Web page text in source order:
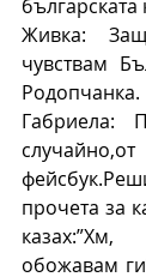
българската
Живка:
чувствам
Родопчанка.
Габриела:
прочета за
обожавам